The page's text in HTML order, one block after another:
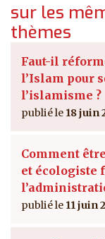
sur les
thèmes
Faut-il
l’Islam pour
l’islamisme ?
18 juin
Comment
et écologiste
11 juin